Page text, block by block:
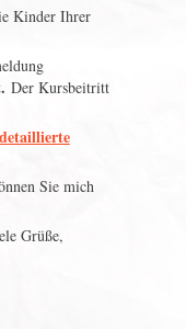
Kinder Ihrer
Der Kursbeitritt
Sie mich
Grüße,